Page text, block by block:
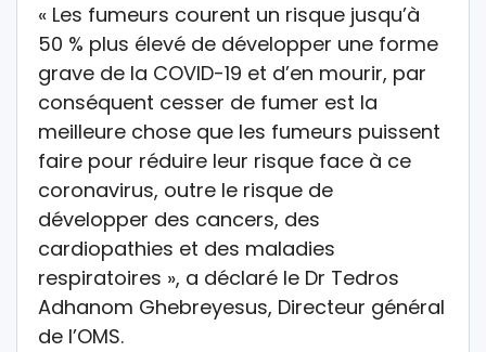
« Les fumeurs courent un risque jusqu’à
50 % plus élevé de développer une forme
grave de la COVID-19 et d’en mourir, par
conséquent cesser de fumer est la
meilleure chose que les fumeurs puissent
faire pour réduire leur risque face à ce
coronavirus, outre le risque de
développer des cancers, des
cardiopathies et des maladies
respiratoires », a déclaré le Dr Tedros
Adhanom Ghebreyesus, Directeur général
de l’OMS.